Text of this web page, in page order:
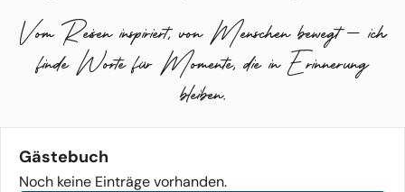
Euch zu und finde Worte, die wirklich zu Euch passen.
Meine Reden sind persönlich, warm und authentisch –
mal leise, mal humorvoll, aber immer echt.
Mein Ziel ist es, Eure Geschichte so zu erzählen, dass Ihr
Euch wiederfindet und die Zeremonie nicht nur ein
Vom Reisen inspiriert, von Menschen bewegt – ich
finde Worte für Momente, die in Erinnerung
bleiben.
Gästebuch
Noch keine Einträge vorhanden.